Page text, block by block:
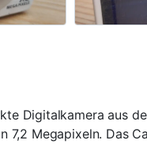
Digitalkamera aus
7,2 Megapixeln. Das